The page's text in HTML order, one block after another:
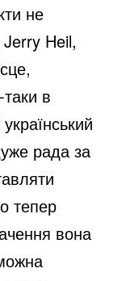
не
Heil,
в
рада за
тепер
вона